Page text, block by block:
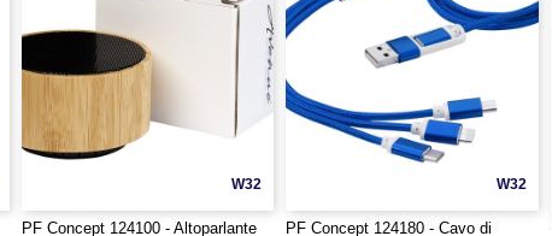
W32
PF Concept 124100 - Altoparlante
W32
PF Concept 124180 - Cavo di